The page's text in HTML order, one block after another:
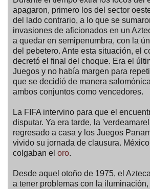
apagaron, primero los del sector
del lado contrario, a lo que se
invasiones de aficionados en un
a quedar en semipenumbra, con la
del pebetero. Ante esta situación, el
decretó el final del choque. Era el
Juegos y no había margen para
que se decidió de manera
ambos conjuntos como vencedores.
La FIFA intervino para que el
disputar. Ya era tarde, la
regresado a casa y los Juegos
vivido su jornada de clausura.
colgaban el oro.
Desde aquel otoño de 1975, el
a tener problemas con la